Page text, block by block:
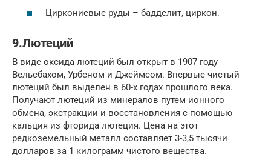
Циркониевые руды – бадделит, циркон.
9.Лютеций
В виде оксида лютеций был открыт в 1907 году
Вельсбахом, Урбеном и Джеймсом. Впервые чистый
лютеций был выделен в 60-х годах прошлого века.
Получают лютеций из минералов путем ионного
обмена, экстракции и восстановления с помощью
кальция из фторида лютеция. Цена на этот
редкоземельный металл составляет 3-3,5 тысячи
долларов за 1 килограмм чистого вещества.